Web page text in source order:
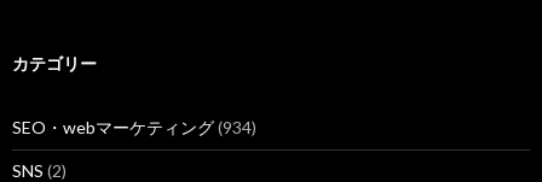
カテゴリー
SEO・webマーケティング(934)
SNS (2)